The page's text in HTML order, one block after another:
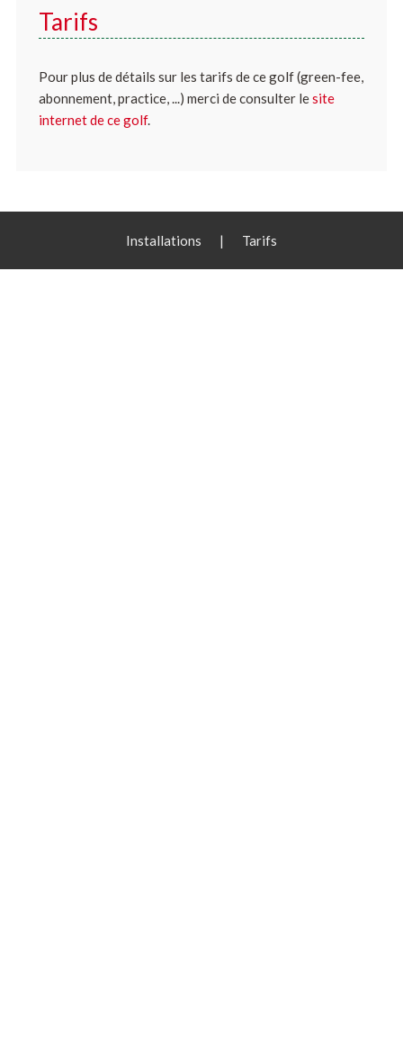
Tarifs
Pour plus de détails sur les tarifs de ce golf (green-fee,
abonnement, practice, ...) merci de consulter lesite
internet de ce golf.
Installations | Tarifs